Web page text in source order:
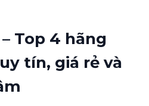
Top 4 hãng
tín, giá rẻ và